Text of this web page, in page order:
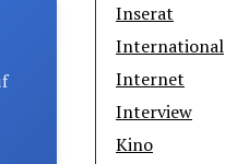
Inserat
International
Internet
Interview
Kino